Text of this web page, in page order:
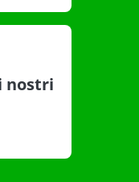
nostri